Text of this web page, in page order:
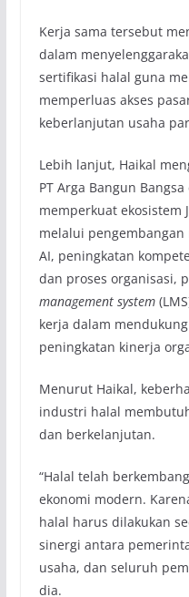
Kerja sama tersebut
dalam
sertifikasi halal guna
memperluas akses
keberlanjutan usaha
Lebih lanjut, Haikal
PT Arga Bangun
memperkuat ekosistem
melalui
AI, peningkatan
dan proses organisasi,
management system
kerja dalam
peningkatan kinerja
Menurut Haikal,
industri halal
dan berkelanjutan.
“Halal telah
ekonomi modern.
halal harus dilakukan
sinergi antara
usaha, dan seluruh
dia.